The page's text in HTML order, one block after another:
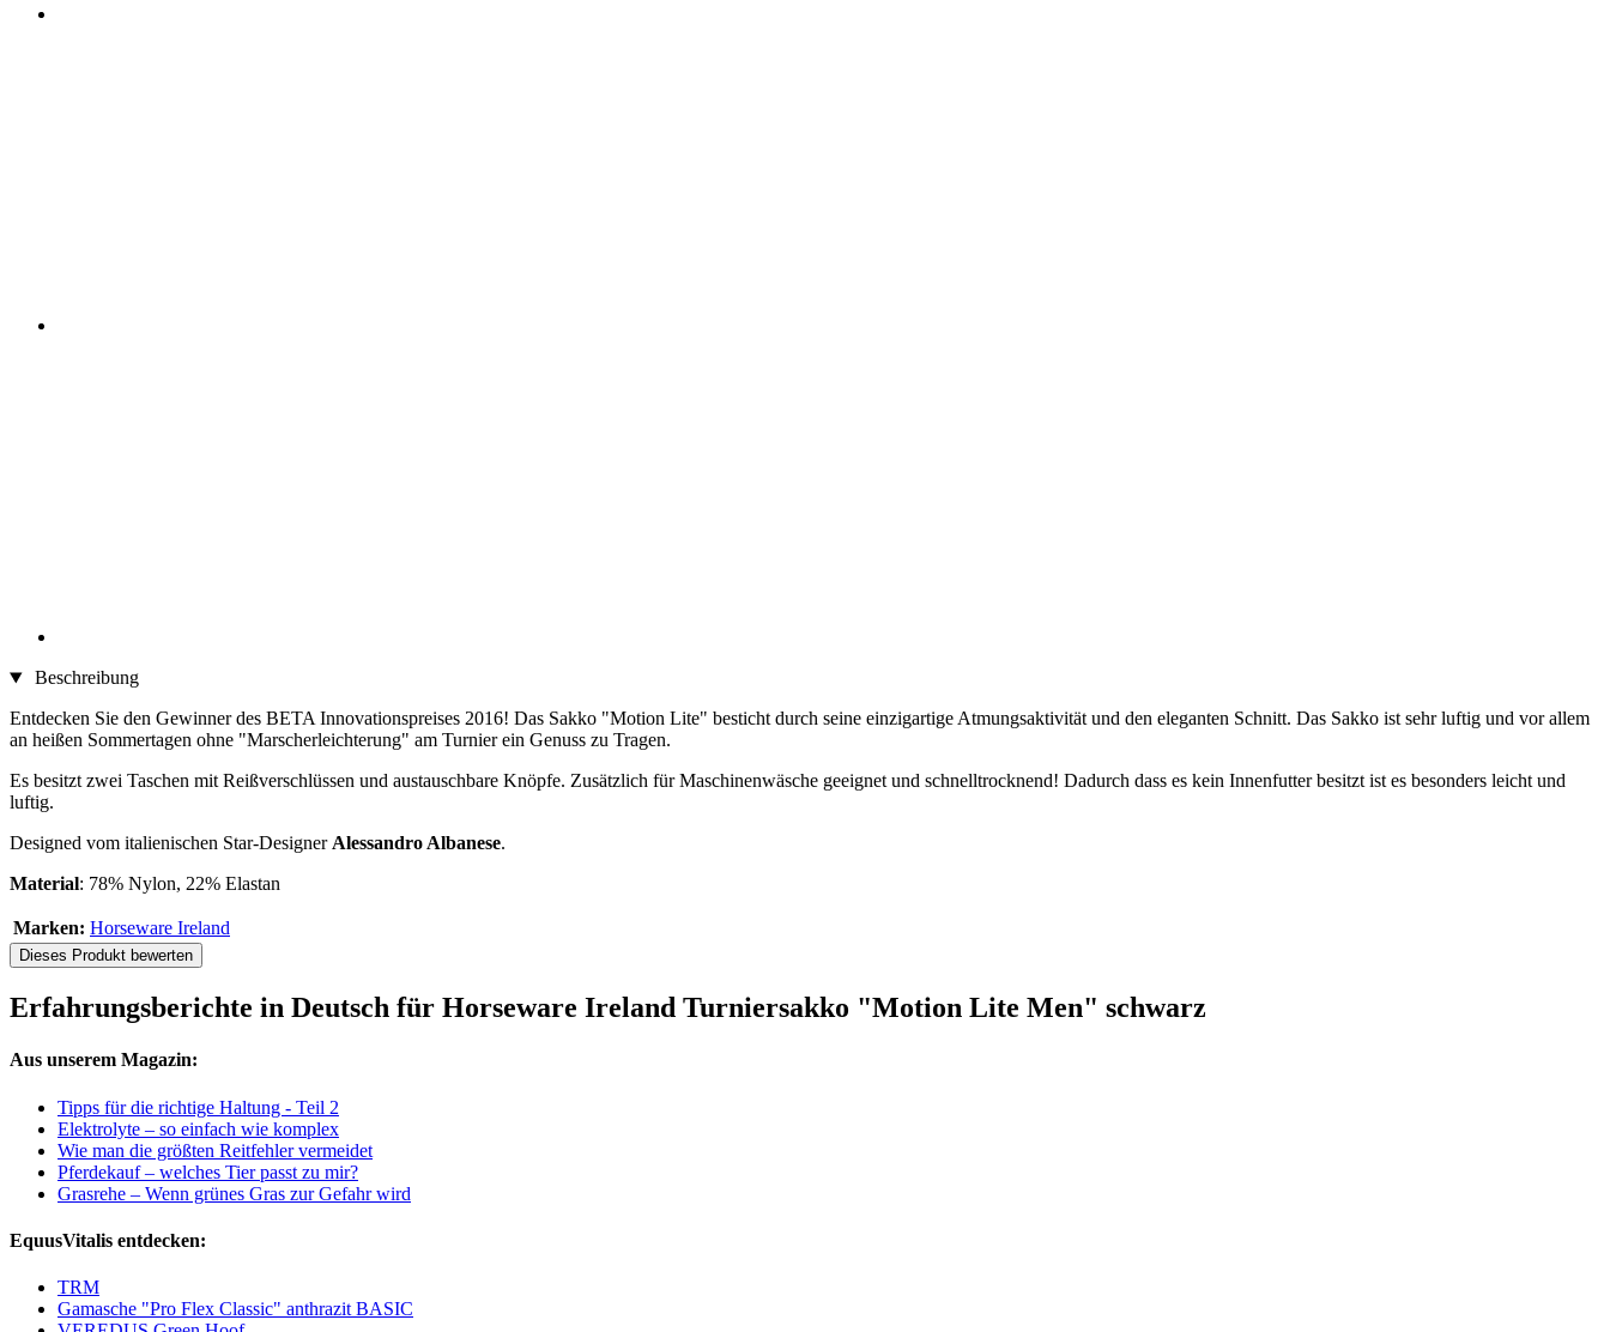
Beschreibung
Entdecken Sie den Gewinner des BETA Innovationspreises 2016! Das Sakko "Motion Lite" besticht durch seine einzigartige Atmungsaktivität und den eleganten Schnitt. Das Sakko ist sehr luftig und vor allem
an heißen Sommertagen ohne "Marscherleichterung" am Turnier ein Genuss zu Tragen.
Es besitzt zwei Taschen mit Reißverschlüssen und austauschbare Knöpfe. Zusätzlich für Maschinenwäsche geeignet und schnelltrocknend! Dadurch dass es kein Innenfutter besitzt ist es besonders leicht und
luftig.
Designed vom italienischen Star-Designer Alessandro Albanese.
Material: 78% Nylon, 22% Elastan
Marken: Horseware Ireland
Dieses Produkt bewerten
Erfahrungsberichte in Deutsch für Horseware Ireland Turniersakko "Motion Lite Men" schwarz
Aus unserem Magazin:
Tipps für die richtige Haltung - Teil 2
Elektrolyte – so einfach wie komplex
Wie man die größten Reitfehler vermeidet
Pferdekauf – welches Tier passt zu mir?
Grasrehe – Wenn grünes Gras zur Gefahr wird
EquusVitalis entdecken:
TRM
Gamasche "Pro Flex Classic" anthrazit BASIC